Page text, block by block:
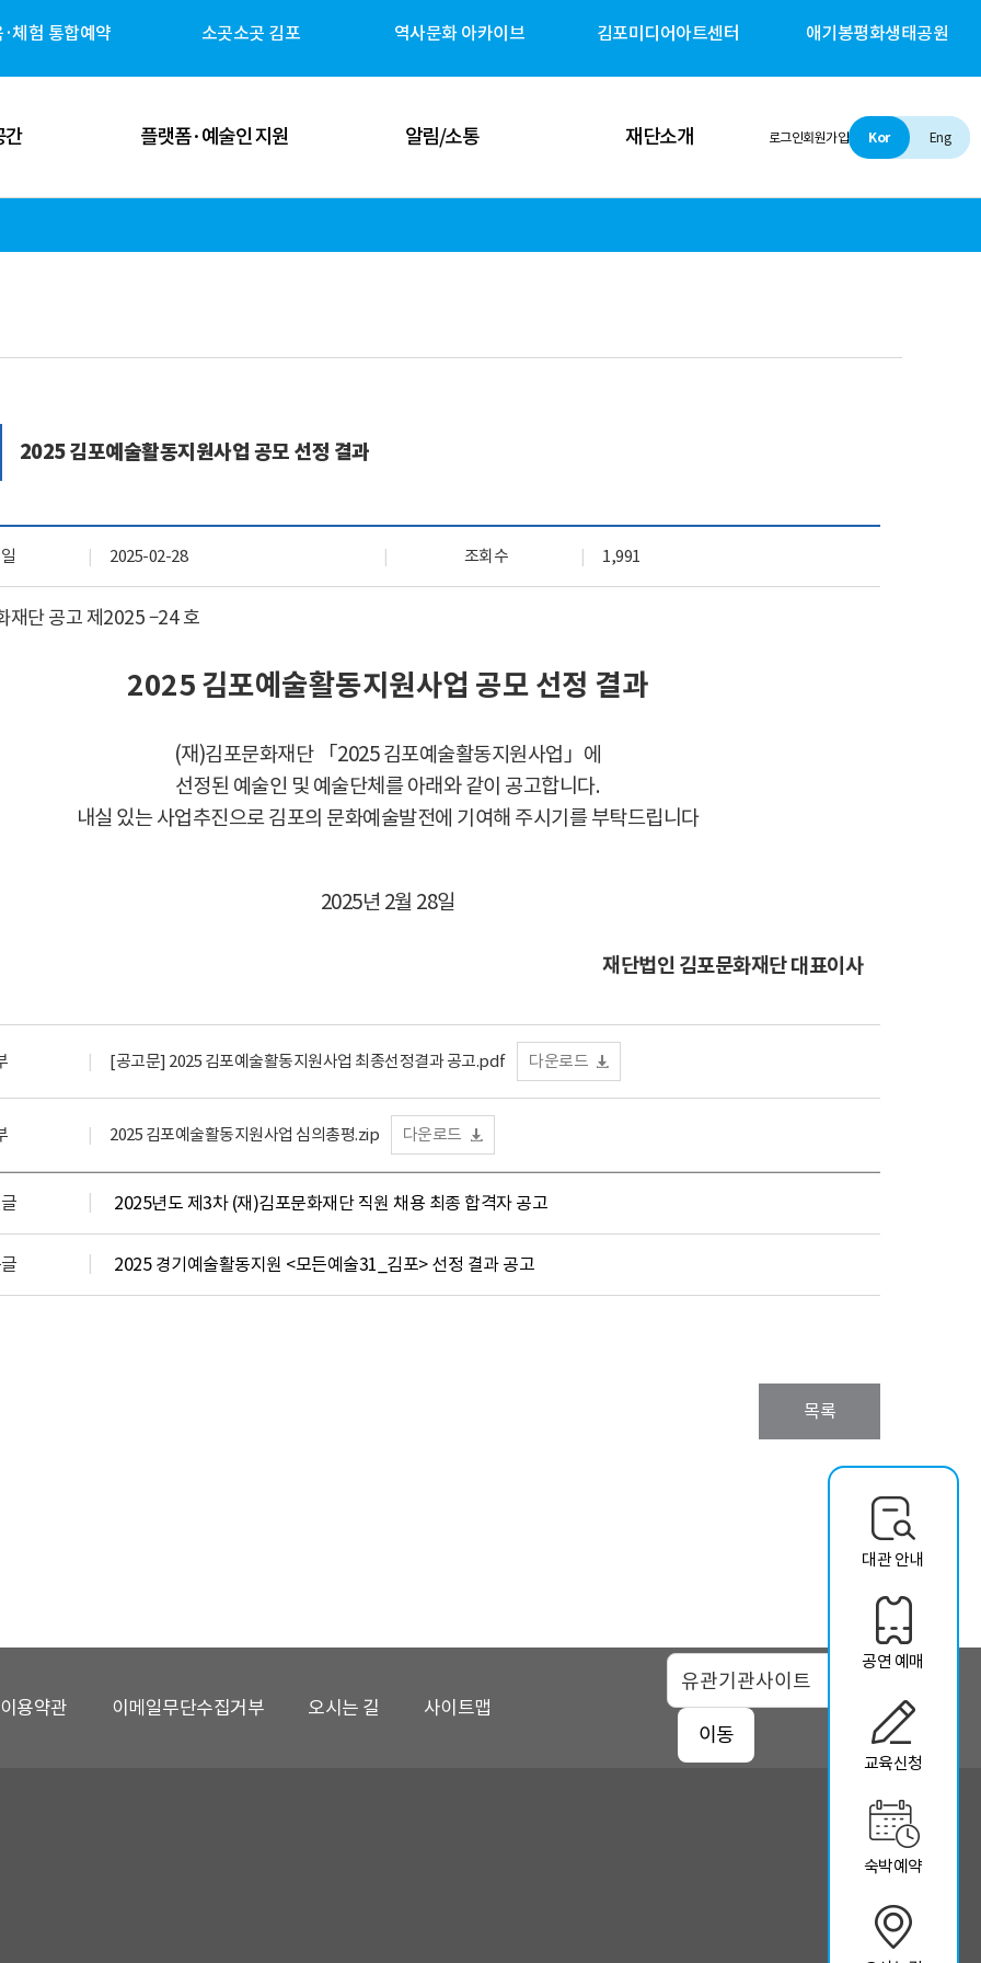
·체험 통합예약 소곳소곳 김포 역사문화 아카이브 김포미디어아트센터 애기봉평화생태공원
간
공간
내
플랫폼·예술인 지원
역사문화 아카이브 ↗
알림/소통
회원 전용 자료실
재단소개
문화곳간
로그인회원가입 Kor Eng
2025 김포예술활동지원사업 공모 선정 결과
2025-02-28 조회수 1,991
재단 공고 제 2025–24호
2025 김포예술활동지원사업 공모 선정 결과
(재)김포문화재단 「2025김포예술활동지원사업 」 에
선정된 예술인 및 예술단체를 아래와 같이 공고합니다.
내실 있는 사업추진으로 김포의 문화예술발전에 기여해 주시기를 부탁드립니다
2025년 2월 28일
재단법인 김포문화재단 대표이사
[공고문] 2025 김포예술활동지원사업 최종선정결과 공고.pdf 다운로드
2025 김포예술활동지원사업 심의총평.zip 다운로드
2025년도 제3차 (재)김포문화재단 직원 채용 최종 합격자 공고
2025 경기예술활동지원 <모든예술31_김포> 선정 결과 공고
목록
이용약관 이메일무단수집거부 오시는 길 사이트맵
이동
대관 안내
공연 예매
교육신청
숙박예약